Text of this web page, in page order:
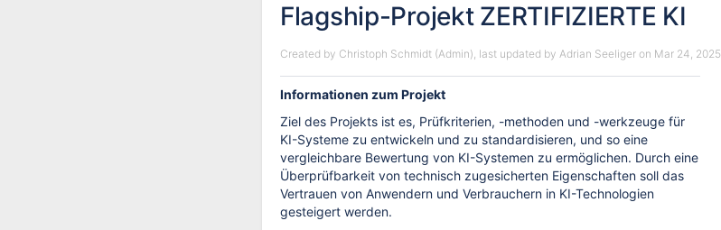
end
of
banner
start
of
banner
Flagship-Projekt ZERTIFIZIERTE KI
Created by Christoph Schmidt (Admin), last updated by Adrian Seeliger on Mar 24, 2025
Informationen zum Projekt
Ziel des Projekts ist es, Prüfkriterien, -methoden und -werkzeuge für
KI-Systeme zu entwickeln und zu standardisieren, und so eine
vergleichbare Bewertung von KI-Systemen zu ermöglichen. Durch eine
Überprüfbarkeit von technisch zugesicherten Eigenschaften soll das
Vertrauen von Anwendern und Verbrauchern in KI-Technologien
gesteigert werden.